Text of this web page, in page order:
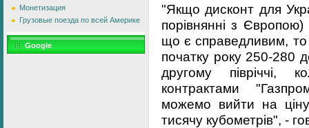
Монетизация
Грузовые поезда по всей Америке
Google
"Якщо дисконт для
порівнянні з
що є справедливим, то
початку року 250-280
другому півріччі,
контрактами
можемо вийти на
тисячу кубометрів", -